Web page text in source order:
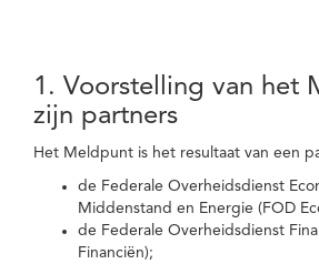
1. Voorstelling van het
zijn partners
Het Meldpunt is het resultaat van een
de Federale Overheidsdienst
Middenstand en Energie (FOD
de Federale Overheidsdienst
Financiën);